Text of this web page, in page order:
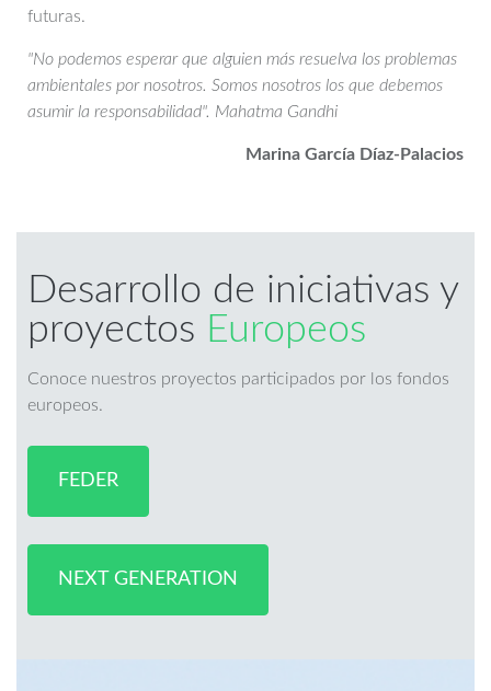
futuras.
"No podemos esperar que alguien más resuelva los problemas
ambientales por nosotros. Somos nosotros los que debemos
asumir la responsabilidad". Mahatma Gandhi
Marina García Díaz-Palacios
Desarrollo de iniciativas y
proyectos Europeos
Conoce nuestros proyectos participados por los fondos
europeos.
FEDER
NEXT GENERATION